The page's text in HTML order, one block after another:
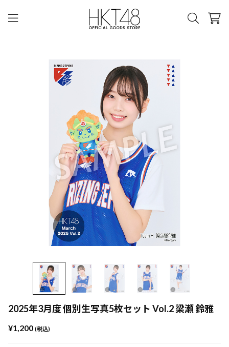
2025年3月度 個別生写真5枚セット Vol.2 梁瀬 鈴雅
¥1,200 (税込)